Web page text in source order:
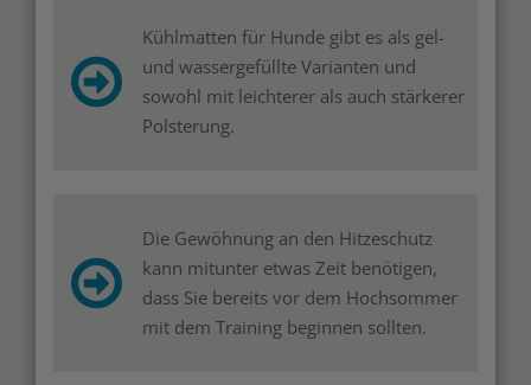
Kühlmatten für Hunde gibt es als gel-
und wassergefüllte Varianten und
sowohl mit leichterer als auch stärkerer
Polsterung.
Die Gewöhnung an den Hitzeschutz
kann mitunter etwas Zeit benötigen,
dass Sie bereits vor dem Hochsommer
mit dem Training beginnen sollten.